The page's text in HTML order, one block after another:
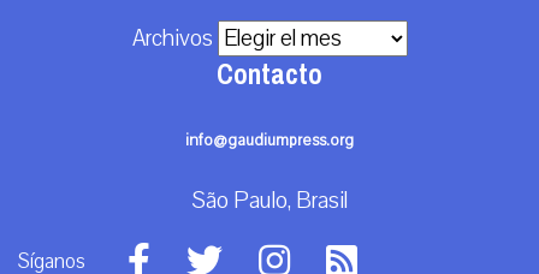
Archivos
Contacto
info@gaudiumpress.org
São Paulo, Brasil
Síganos